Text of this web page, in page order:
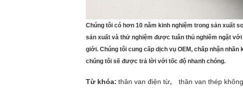
Chúng tôi có hơn 10 năm kinh nghiệm trong sản xuất
sản xuất và thử nghiệm được tuân thủ nghiêm ngặt với
giới. Chúng tôi cung cấp dịch vụ OEM, chấp nhận
chúng tôi sẽ được trả lời với tốc độ nhanh chóng.
Từ khóa: thân van điện từ, thân van thép